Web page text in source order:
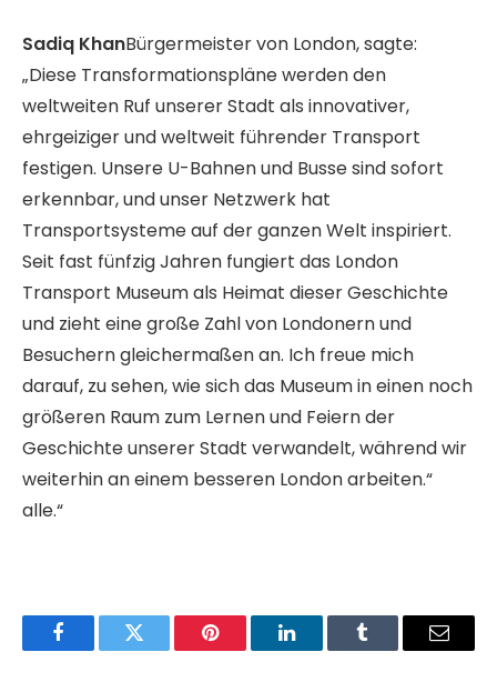
Sadiq KhanBürgermeister von London, sagte:
„Diese Transformationspläne werden den
weltweiten Ruf unserer Stadt als innovativer,
ehrgeiziger und weltweit führender Transport
festigen. Unsere U-Bahnen und Busse sind sofort
erkennbar, und unser Netzwerk hat
Transportsysteme auf der ganzen Welt inspiriert.
Seit fast fünfzig Jahren fungiert das London
Transport Museum als Heimat dieser Geschichte
und zieht eine große Zahl von Londonern und
Besuchern gleichermaßen an. Ich freue mich
darauf, zu sehen, wie sich das Museum in einen noch
größeren Raum zum Lernen und Feiern der
Geschichte unserer Stadt verwandelt, während wir
weiterhin an einem besseren London arbeiten.“
alle.“
FacebookTwitter Pinterest LinkedInTumblr Email